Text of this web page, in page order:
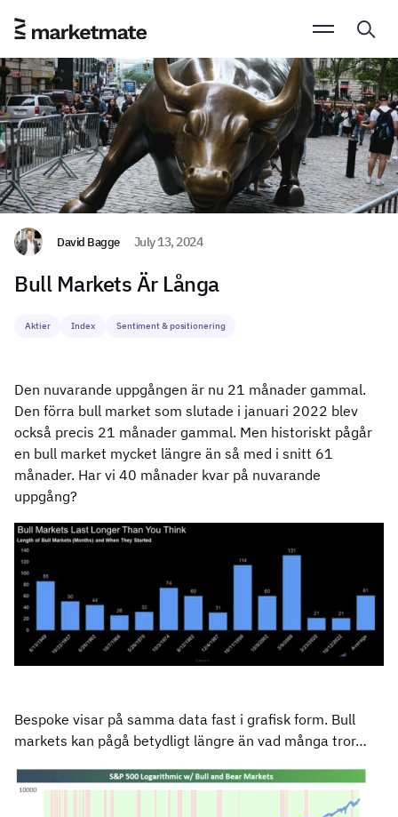
David Bagge July 13, 2024
Bull Markets Är Långa
Aktier Index Sentiment & positionering
Den nuvarande uppgången är nu 21 månader gammal.
Den förra bull market som slutade i januari 2022 blev
också precis 21 månader gammal. Men historiskt pågår
en bull market mycket längre än så med i snitt 61
månader. Har vi 40 månader kvar på nuvarande
uppgång?
Bespoke visar på samma data fast i grafisk form. Bull
markets kan pågå betydligt längre än vad många tror…